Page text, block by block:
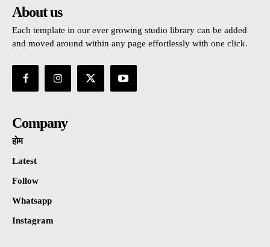
About us
Each template in our ever growing studio library can be added
and moved around within any page effortlessly with one click.
Company
होम
Latest
Follow
Whatsapp
Instagram